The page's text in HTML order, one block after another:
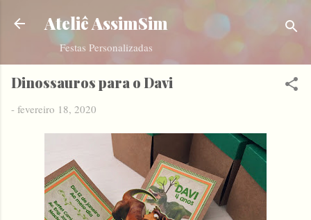
Pular para o conteúdo principal
Ateliê AssimSim
Festas Personalizadas
Dinossauros para o Davi
- fevereiro 18, 2020